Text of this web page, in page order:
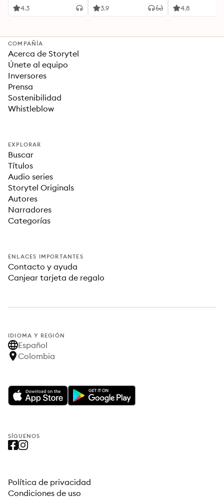
Ideas Revolucionarias
4.3 3.9 4.8
COMPAÑÍA
Acerca de Storytel
Únete al equipo
Inversores
Prensa
Sostenibilidad
Whistleblow
EXPLORAR
Buscar
Títulos
Audio series
Storytel Originals
Autores
Narradores
Categorías
ENLACES IMPORTANTES
Contacto y ayuda
Canjear tarjeta de regalo
IDIOMA Y REGIÓN
Español
Colombia
SÍGUENOS
Política de privacidad
Condiciones de uso